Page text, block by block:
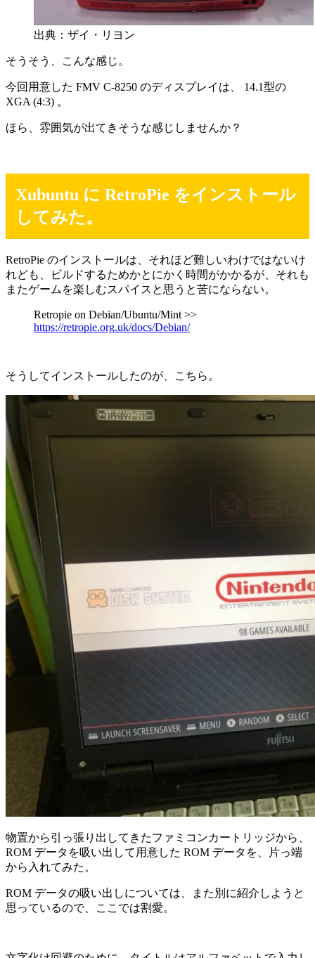
出典：ザイ・リヨン
そうそう、こんな感じ。
今回用意した FMV C-8250 のディスプレイは、 14.1型の
XGA (4:3) 。
ほら、雰囲気が出てきそうな感じしませんか？
Xubuntu に RetroPie をインストール
してみた。
RetroPie のインストールは、それほど難しいわけではないけ
れども、ビルドするためかとにかく時間がかかるが、それも
またゲームを楽しむスパイスと思うと苦にならない。
Retropie on Debian/Ubuntu/Mint >>
https://retropie.org.uk/docs/Debian/
そうしてインストールしたのが、こちら。
物置から引っ張り出してきたファミコンカートリッジから、
ROM データを吸い出して用意した ROM データを、片っ端
から入れてみた。
ROM データの吸い出しについては、また別に紹介しようと
思っているので、ここでは割愛。